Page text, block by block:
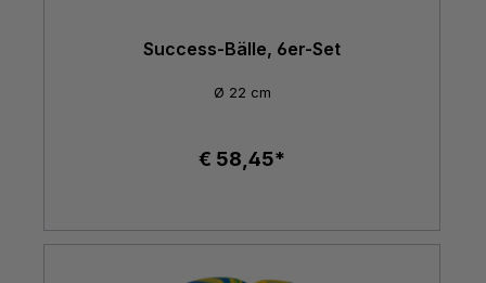
Success-Bälle, 6er-Set
Ø 22 cm
€ 58,45*